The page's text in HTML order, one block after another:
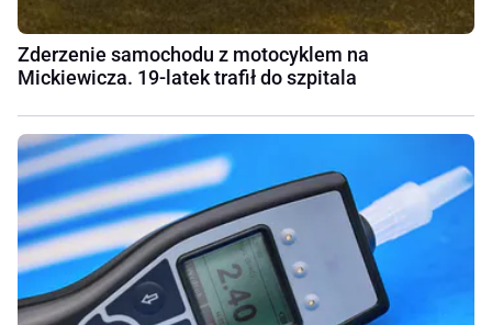
Zderzenie samochodu z motocyklem na
Mickiewicza. 19-latek trafił do szpitala